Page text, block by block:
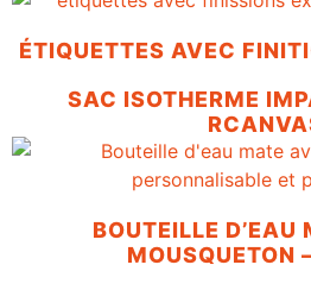
ÉTIQUETTES AVEC
SAC ISOTHERME
BOUTEILLE D’EAU
MOUSQUETON